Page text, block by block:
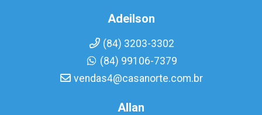
Adeilson
(84) 3203-3302
(84) 99106-7379
vendas4@casanorte.com.br
Allan